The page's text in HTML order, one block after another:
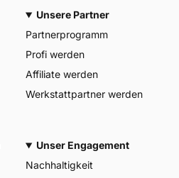
Unsere Partner
Partnerprogramm
Profi werden
Affiliate werden
Werkstattpartner werden
Unser Engagement
Nachhaltigkeit